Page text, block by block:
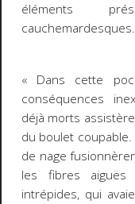
éléments
cauchemardesques.
« Dans cette
conséquences
déjà morts
du boulet
de nage
les fibres
intrépides, qui